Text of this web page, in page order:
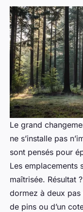
Le grand
ne s’installe pas
sont pensés pour
Les emplacements
maîtrisée. Résultat
dormez à deux pas
de pins ou d’un